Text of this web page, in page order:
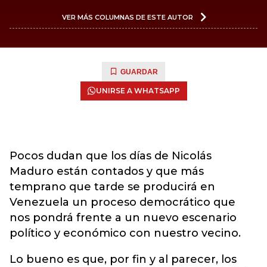
VER MÁS COLUMNAS DE ESTE AUTOR
GUARDAR
UNIRSE A WHATSAPP
Pocos dudan que los días de Nicolás
Maduro están contados y que más
temprano que tarde se producirá en
Venezuela un proceso democrático que
nos pondrá frente a un nuevo escenario
político y económico con nuestro vecino.
Lo bueno es que, por fin y al parecer, los